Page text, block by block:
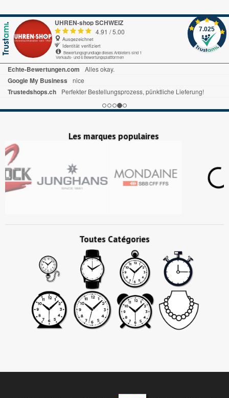
UHREN-shop SCHWEIZ
4.91 /5.00
Ausgezeichnet
Identität verifiziert
Bewertungsgrundlage dieses Anbieters sind 1
Verkaufs- und 6 Bewertungsplattformen
7.025
Echte-Bewertungen.com Alles okay.
Google My Business nice
Trustedshops.ch Perfekter Bestellungsprozess, pünktliche Lieferung!
Les marques populaires
Toutes Catégories